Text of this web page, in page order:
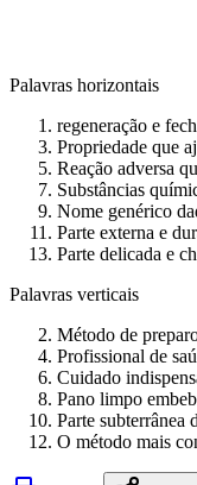
Palavras horizontais
regeneração e
Propriedade que
Reação adversa
Substâncias
Nome genérico
Parte externa e
Parte delicada e
Palavras verticais
Método de
Profissional de
Cuidado
Pano limpo
Parte subterrânea
O método mais